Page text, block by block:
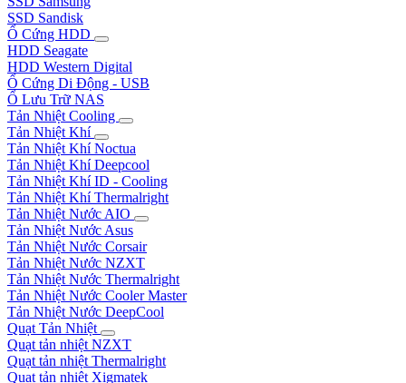
SSD Sandisk
Ổ Cứng HDD
HDD Seagate
HDD Western Digital
Ổ Cứng Di Động - USB
Ổ Lưu Trữ NAS
Tản Nhiệt Cooling
Tản Nhiệt Khí
Tản Nhiệt Khí Noctua
Tản Nhiệt Khí Deepcool
Tản Nhiệt Khí ID - Cooling
Tản Nhiệt Khí Thermalright
Tản Nhiệt Nước AIO
Tản Nhiệt Nước Asus
Tản Nhiệt Nước Corsair
Tản Nhiệt Nước NZXT
Tản Nhiệt Nước Thermalright
Tản Nhiệt Nước Cooler Master
Tản Nhiệt Nước DeepCool
Quạt Tản Nhiệt
Quạt tản nhiệt NZXT
Quạt tản nhiệt Thermalright
Quạt tản nhiệt Xigmatek